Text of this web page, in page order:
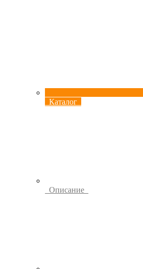
Каталог
Описание